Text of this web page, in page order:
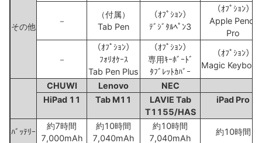
その他
－
（付属）
Tab Pen
（ｵﾌﾟｼｮﾝ）
ﾃﾞｼﾞﾀﾙﾍﾟﾝ3
（ｵﾌﾟｼｮﾝ）
Apple Pencil
Pro
－
（ｵﾌﾟｼｮﾝ）
ﾌｫﾘｵｹｰｽ
Tab Pen Plus
（ｵﾌﾟｼｮﾝ）
専用ｷｰﾎﾞｰﾄﾞ
ﾀﾌﾞﾚｯﾄｶﾊﾞｰ
（ｵﾌﾟｼｮﾝ）
Magic
CHUWI Lenovo NEC
HiPad 11
Tab M11
LAVIE Tab
T1155/HAS
iPad Pro
ﾊﾞｯﾃﾘｰ
約7時間
7,000mAh
約10時間
7,040mAh
約10時間
7,040mAh
約10時間